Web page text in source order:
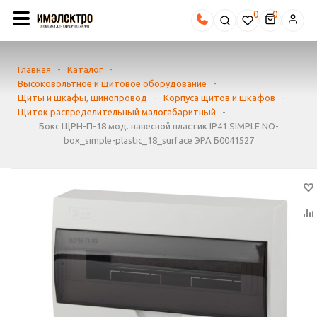
0
Главная - Каталог
-
Высоковольтное и щитовое оборудование
-
Щиты и шкафы, шинопровод
- Корпуса щитов и шкафов
-
Щиток распределительный малогабаритный
-
Бокс ЩРН-П-18 мод. навесной пластик IP41 SIMPLE NO-
box_simple-plastic_18_surface ЭРА Б0041527